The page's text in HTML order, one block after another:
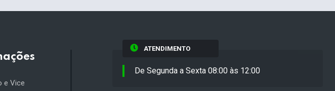
e Vice
ATENDIMENTO
De Segunda a Sexta 08:00 às 12:00